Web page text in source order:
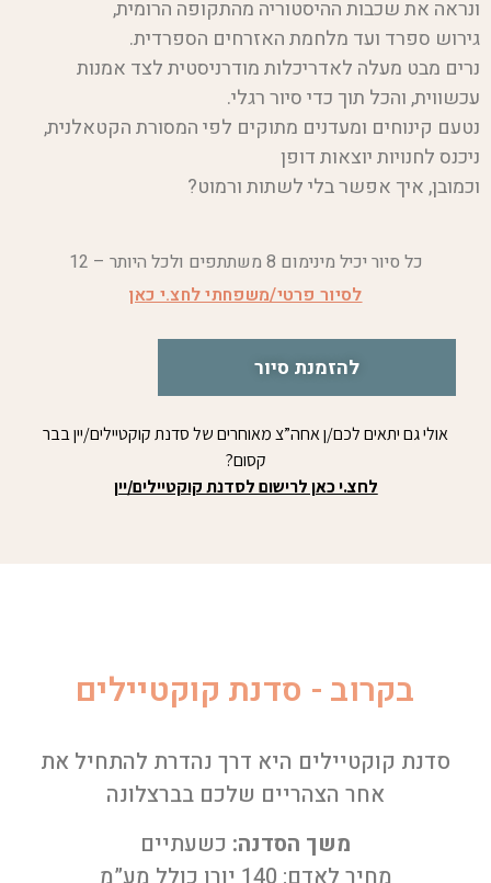
ונראה את שכבות ההיסטוריה מהתקופה הרומית,
גירוש ספרד ועד מלחמת האזרחים הספרדית.
נרים מבט מעלה לאדריכלות מודרניסטית לצד אמנות
עכשווית, והכל תוך כדי סיור רגלי.
נטעם קינוחים ומעדנים מתוקים לפי המסורת הקטאלנית,
ניכנס לחנויות יוצאות דופן
וכמובן, איך אפשר בלי לשתות ורמוט?
כל סיור יכיל מינימום 8 משתתפים ולכל היותר – 12
לסיור פרטי/משפחתי לחצ.י כאן
להזמנת סיור
אולי גם יתאים לכם/ן אחה”צ מאוחרים של סדנת קוקטיילים/יין בבר
קסום?
לחצ.י כאן לרישום לסדנת קוקטיילים/יין
בקרוב - סדנת קוקטיילים
סדנת קוקטיילים היא דרך נהדרת להתחיל את
אחר הצהריים שלכם בברצלונה
משך הסדנה: כשעתיים
מחיר לאדם: 140 יורו כולל מע”מ